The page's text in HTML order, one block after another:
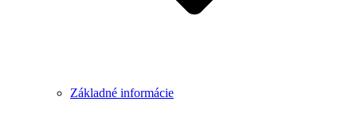
Základné informácie